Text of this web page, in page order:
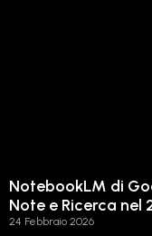
NotebookLM di
Note e Ricerca nel
24 Febbraio 2026